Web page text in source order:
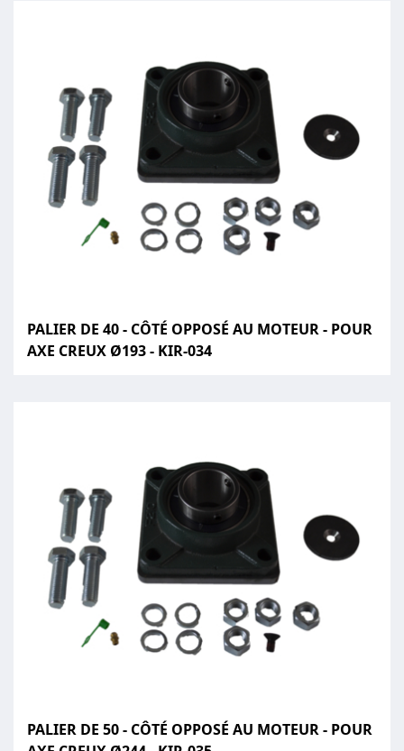
PALIER DE 40 - CÔTÉ OPPOSÉ AU MOTEUR - POUR
AXE CREUX Ø193 - KIR-034
PALIER DE 50 - CÔTÉ OPPOSÉ AU MOTEUR - POUR